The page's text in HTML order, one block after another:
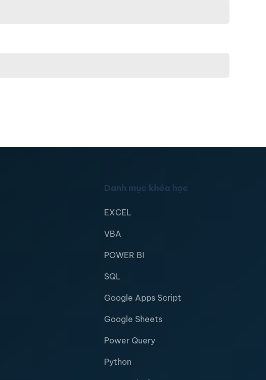
Danh mục khóa học
EXCEL
VBA
POWER BI
SQL
Google Apps Script
Google Sheets
Power Query
Python